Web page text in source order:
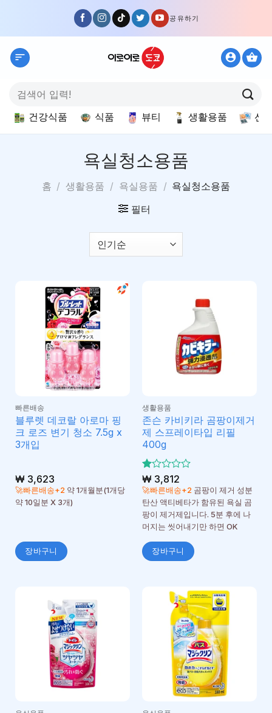
content
공유하기
색:
건강식품 식품 뷰티 생활용품 선
욕실청소용품
홈 / 생활용품 / 욕실용품 / 욕실청소용품
필터
빠른배송
블루렛 데코랄 아로마 핑
크 로즈 변기 청소 7.5g x
3개입
₩3,623
🚀빠른배송+2약 1개월분(1개당
약 10일분 X 3개)
장바구니
생활용품
존슨 카비키라 곰팡이제거
제 스프레이타입 리필
400g
5
중
에
서
1
로
가
됨
₩3,812
🚀빠른배송+2곰팡이 제거 성분
탄산 액티베타가 함유된 욕실 곰
팡이 제거제입니다. 5분 후에 나
머지는 씻어내기만 하면 OK
장바구니